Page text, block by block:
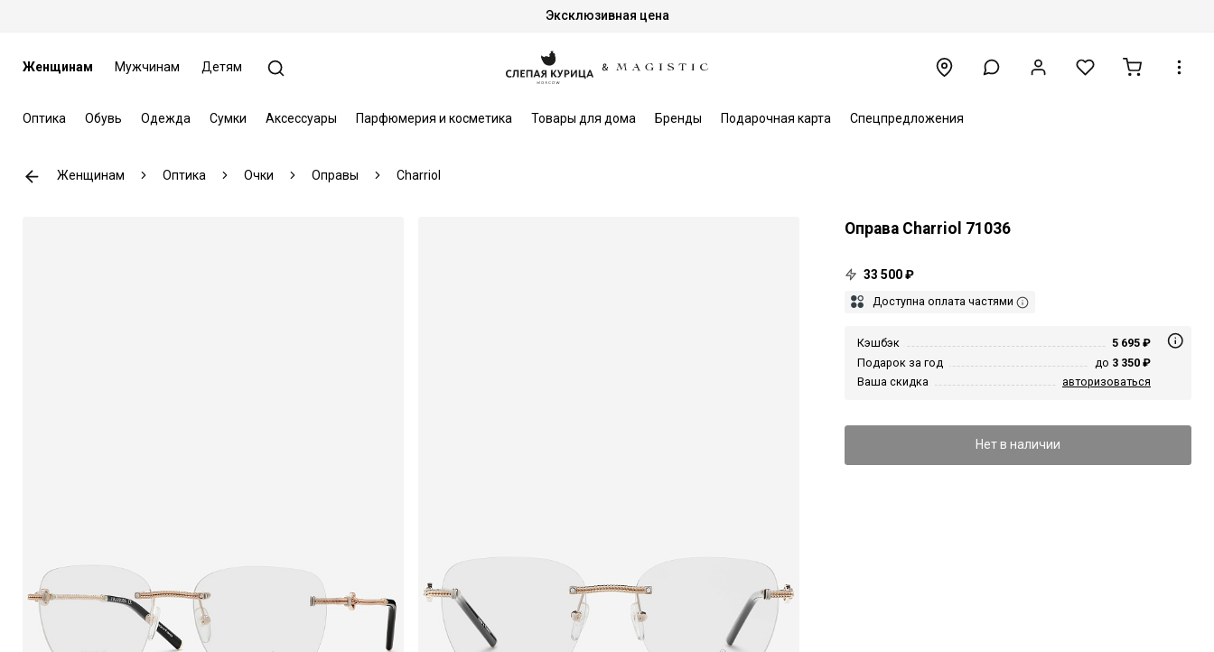
Эксклюзивная цена
Женщинам Мужчинам Детям
Оптика Обувь Одежда Сумки Аксессуары Парфюмерия и косметика Товары для дома Бренды Подарочная карта Спецпредложения
Женщинам Оптика Очки Оправы Charriol
Оправа Charriol 71036
33 500 ₽
Доступна оплата частями
Кэшбэк
5 695 ₽
Подарок за год
до 3 350 ₽
Ваша скидка
авторизоваться
Нет в наличии